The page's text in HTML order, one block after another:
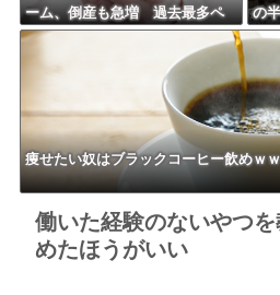
ーム、倒産も急増 過去最多ペ
ースで推移 「当たれば一攫千
の
ｗ
痩せたい奴はブラックコーヒー飲めｗ
働いた経験のないやつ
めたほうがいい